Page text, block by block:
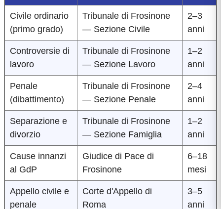
Civile ordinario
(primo grado)
Tribunale di Frosinone
— Sezione Civile
2–3
anni
Controversie di
lavoro
Tribunale di Frosinone
— Sezione Lavoro
1–2
anni
Penale
(dibattimento)
Tribunale di Frosinone
— Sezione Penale
2–4
anni
Separazione e
divorzio
Tribunale di Frosinone
— Sezione Famiglia
1–2
anni
Cause innanzi
al GdP
Giudice di Pace di
Frosinone
6–18
mesi
Appello civile e
penale
Corte d'Appello di
Roma
3–5
anni